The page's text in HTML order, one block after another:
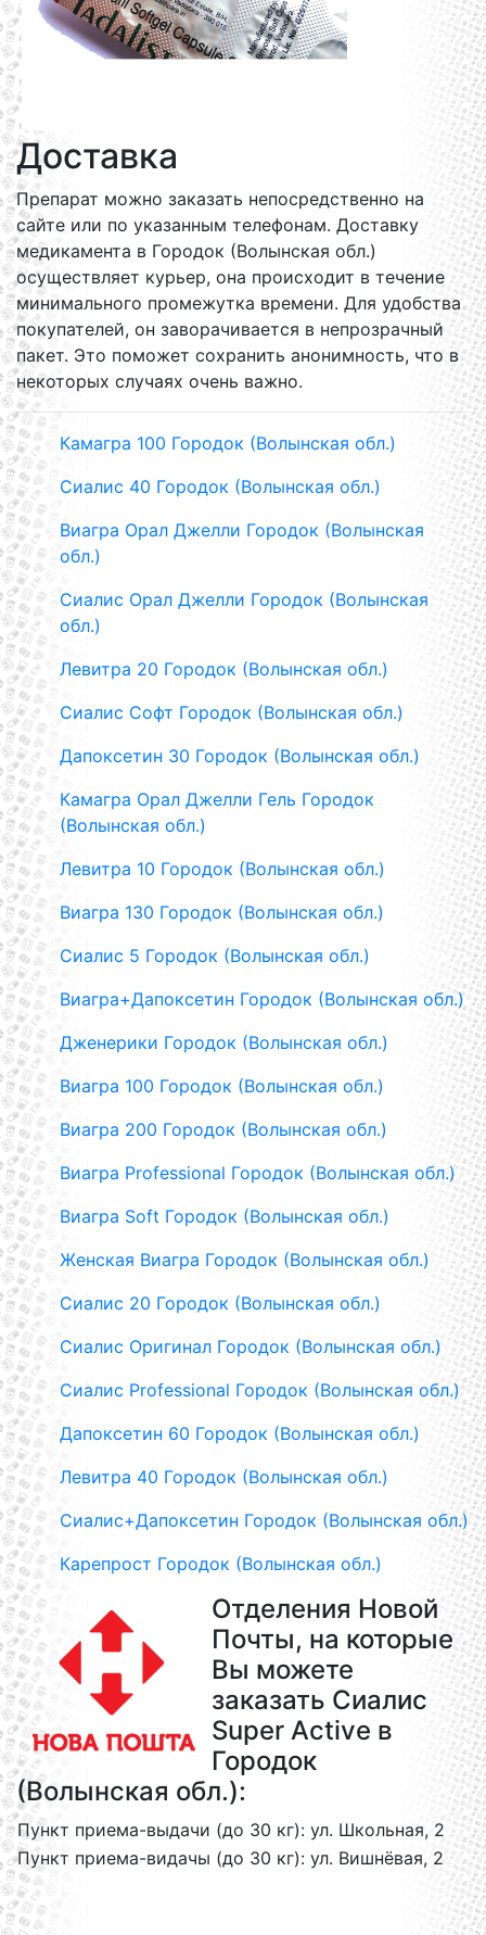
Доставка
Препарат можно заказать непосредственно на
сайте или по указанным телефонам. Доставку
медикамента в Городок (Волынская обл.)
осуществляет курьер, она происходит в течение
минимального промежутка времени. Для удобства
покупателей, он заворачивается в непрозрачный
пакет. Это поможет сохранить анонимность, что в
некоторых случаях очень важно.
Камагра 100 Городок (Волынская обл.)
Сиалис 40 Городок (Волынская обл.)
Виагра Орал Джелли Городок (Волынская
обл.)
Сиалис Орал Джелли Городок (Волынская
обл.)
Левитра 20 Городок (Волынская обл.)
Сиалис Софт Городок (Волынская обл.)
Дапоксетин 30 Городок (Волынская обл.)
Камагра Орал Джелли Гель Городок
(Волынская обл.)
Левитра 10 Городок (Волынская обл.)
Виагра 130 Городок (Волынская обл.)
Сиалис 5 Городок (Волынская обл.)
Виагра+Дапоксетин Городок (Волынская обл.)
Дженерики Городок (Волынская обл.)
Виагра 100 Городок (Волынская обл.)
Виагра 200 Городок (Волынская обл.)
Виагра Professional Городок (Волынская обл.)
Виагра Soft Городок (Волынская обл.)
Женская Виагра Городок (Волынская обл.)
Сиалис 20 Городок (Волынская обл.)
Сиалис Оригинал Городок (Волынская обл.)
Сиалис Professional Городок (Волынская обл.)
Дапоксетин 60 Городок (Волынская обл.)
Левитра 40 Городок (Волынская обл.)
Сиалис+Дапоксетин Городок (Волынская обл.)
Карепрост Городок (Волынская обл.)
Отделения Новой
Почты, на которые
Вы можете
заказать Сиалис
Super Active в
Городок
(Волынская обл.):
Пункт приема-выдачи (до 30 кг): ул. Школьная, 2
Пункт приема-видачы (до 30 кг): ул. Вишнёвая, 2